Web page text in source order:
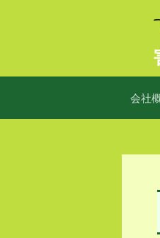
ン
へ
会社